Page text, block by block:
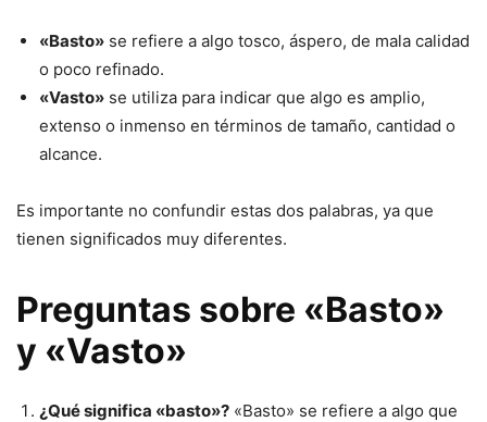
«Basto» se refiere a algo tosco, áspero, de mala calidad
o poco refinado.
«Vasto» se utiliza para indicar que algo es amplio,
extenso o inmenso en términos de tamaño, cantidad o
alcance.
Es importante no confundir estas dos palabras, ya que
tienen significados muy diferentes.
Preguntas sobre «Basto»
y «Vasto»
¿Qué significa «basto»? «Basto» se refiere a algo que